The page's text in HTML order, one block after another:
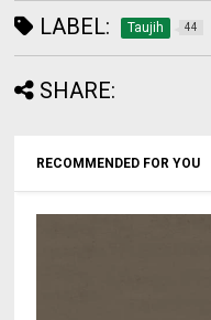
LABEL: Taujih 44
SHARE:
RECOMMENDED FOR YOU